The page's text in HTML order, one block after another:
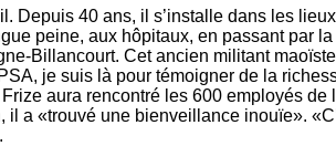
Depuis 40 ans, il s’installe dans les
peine, aux hôpitaux, en passant par la
Billancourt. Cet ancien militant
je suis là pour témoigner de la
aura rencontré les 600 employés de
a «trouvé une bienveillance inouïe».